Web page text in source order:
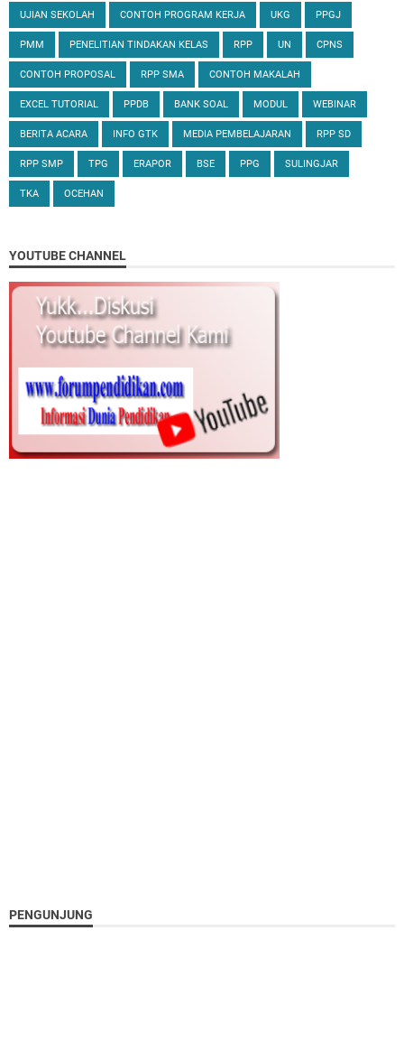
UJIAN SEKOLAH CONTOH PROGRAM KERJA UKG PPGJ
PMM PENELITIAN TINDAKAN KELAS RPP UN CPNS
CONTOH PROPOSAL RPP SMA CONTOH MAKALAH
EXCEL TUTORIAL PPDB BANK SOAL MODUL WEBINAR
BERITA ACARA INFO GTK MEDIA PEMBELAJARAN RPP SD
RPP SMP TPG ERAPOR BSE PPG SULINGJAR
TKA OCEHAN
YOUTUBE CHANNEL
PENGUNJUNG